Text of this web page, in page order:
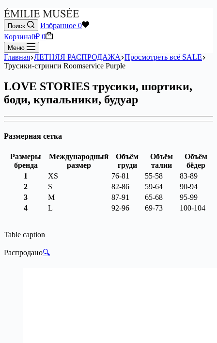
Поиск Избранное 0
Корзина0₽ 0
Меню
Главная ЛЕТНЯЯ РАСПРОДАЖА Просмотреть всё SALE
Трусики-стринги Roomservice Purple
LOVE STORIES трусики, шортики,
боди, купальники, будуар
Размерная сетка
Размеры
бренда
Международный
размер
Объём
груди
Объём
талии
Объём
бёдер
1
XS 76-81 55-58
83-89
2
S 82-86 59-64
90-94
3
M 87-91 65-68
95-99
4
L 92-96 69-73 100-104
Table caption
Распродано🔍